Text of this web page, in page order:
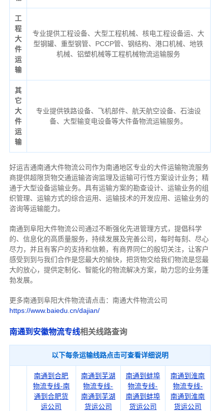
工
程
大
件
运
输
专业提供工程设备、大型工程机械、核电工程设备运、大
型钢罐、重型钢管、PCCP管、钢结构、港口机械、地铁
机械、铝塑机械等工程机械物流运输服务
其
它
大
件
运
输
专业提供铁路设备、飞机部件、航天航空设备、石油设
备、大型输变电设备等大件备物流运输服务。
好运吉通南通大件物流公司作为南通地区专业的大件运输物流服务
商提供超限货物交通运输咨询监理及运输可行性方案设计业务；精
通于大型设备运输业务。具有运输方案的勘查设计、运输业务的组
织管理、运输方式的综合运用、运输技术的开发应用、运输业务的
咨询等运输能力。
南通到阜阳大件物流公司通过不断强化先进管理方式，提倡科学
的、信息化的高质量服务，持续发展及完善公司，每时每刻、尽心
尽力， 并且有客户的支持和信赖，有商界同仁的殷切关注， 让客户
感受到到与我们合作是您最大的愉快，把货物交给我们物流是您最
大的放心， 提供定制化、智能化的物流解决方案，助力您的业务蓬
勃发展。
更多南通到阜阳大件物流请点击：南通大件物流公司
https://www.baiedu.cn/dajian/
南通到安徽物流专线相关线路查询
以下每条运输线路点击可查看详细说明
南通到合肥
物流专线-南
通到合肥货
运公司
南通到芜湖
物流专线-
南通到芜湖
货运公司
南通到蚌埠
物流专线-
南通到蚌埠
货运公司
南通到淮南
物流专线-
南通到淮南
货运公司